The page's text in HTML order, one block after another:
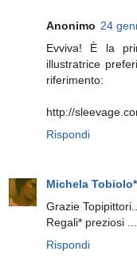
Anonimo 24
Evviva! È la
illustratrice
riferimento:
http://
Rispondi
Michela Tobiolo*
Grazie
Regali* preziosi ...
Rispondi